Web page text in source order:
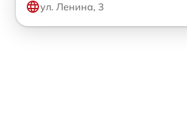
ул. Ленина, 3